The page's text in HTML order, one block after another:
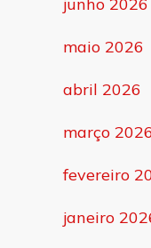
maio 2026
abril 2026
março 2026
fevereiro
janeiro